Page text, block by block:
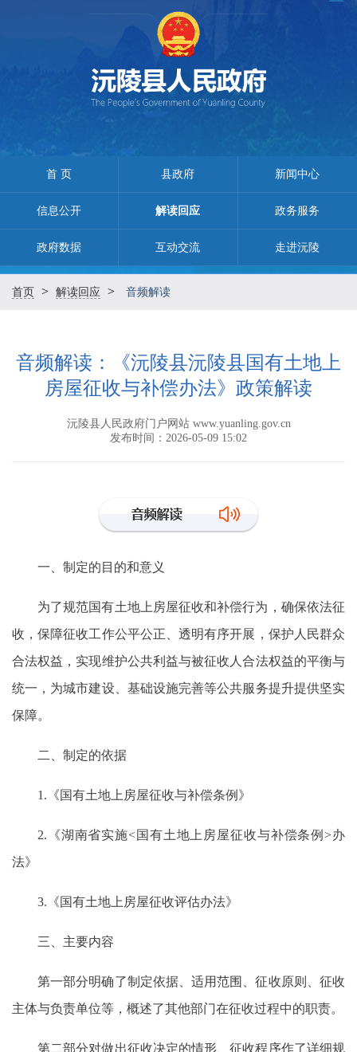
首 页 县政府 新闻中心
信息公开 解读回应 政务服务
政府数据 互动交流 走进沅陵
首页 > 解读回应 > 音频解读
音频解读：《沅陵县沅陵县国有土地上
房屋征收与补偿办法》政策解读
沅陵县人民政府门户网站 www.yuanling.gov.cn
发布时间：2026-05-09 15:02
一、制定的目的和意义
为了规范国有土地上房屋征收和补偿行为，确保依法征
收，保障征收工作公平公正、透明有序开展，保护人民群众
合法权益，实现维护公共利益与被征收人合法权益的平衡与
统一，为城市建设、基础设施完善等公共服务提升提供坚实
保障。
二、制定的依据
1.《国有土地上房屋征收与补偿条例》
2.《湖南省实施<国有土地上房屋征收与补偿条例>办
法》
3.《国有土地上房屋征收评估办法》
三、主要内容
第一部分明确了制定依据、适用范围、征收原则、征收
主体与负责单位等，概述了其他部门在征收过程中的职责。
第二部分对做出征收决定的情形、征收程序作了详细规